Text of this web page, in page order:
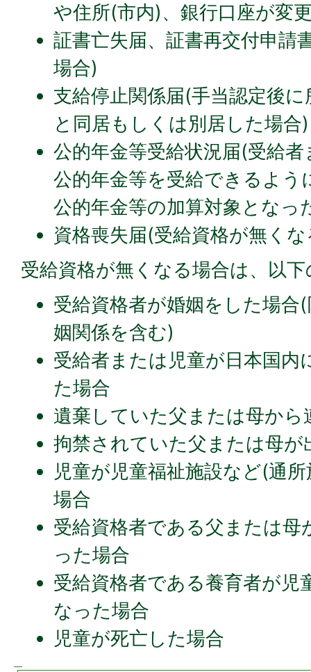
や住所(市内)、銀行口座が変
証書亡失届、証書再交付申請
場合)
支給停止関係届(手当認定後
と同居もしくは別居した場合)
公的年金等受給状況届(受給
公的年金等を受給できるよう
公的年金等の加算対象となっ
資格喪失届(受給資格が無く
受給資格が無くなる場合は、以
受給資格者が婚姻をした場合
姻関係を含む)
受給者または児童が日本国内
た場合
遺棄していた父または母から
拘禁されていた父または母が
児童が児童福祉施設など(通
場合
受給資格者である父または母
った場合
受給資格者である養育者が児
なった場合
児童が死亡した場合